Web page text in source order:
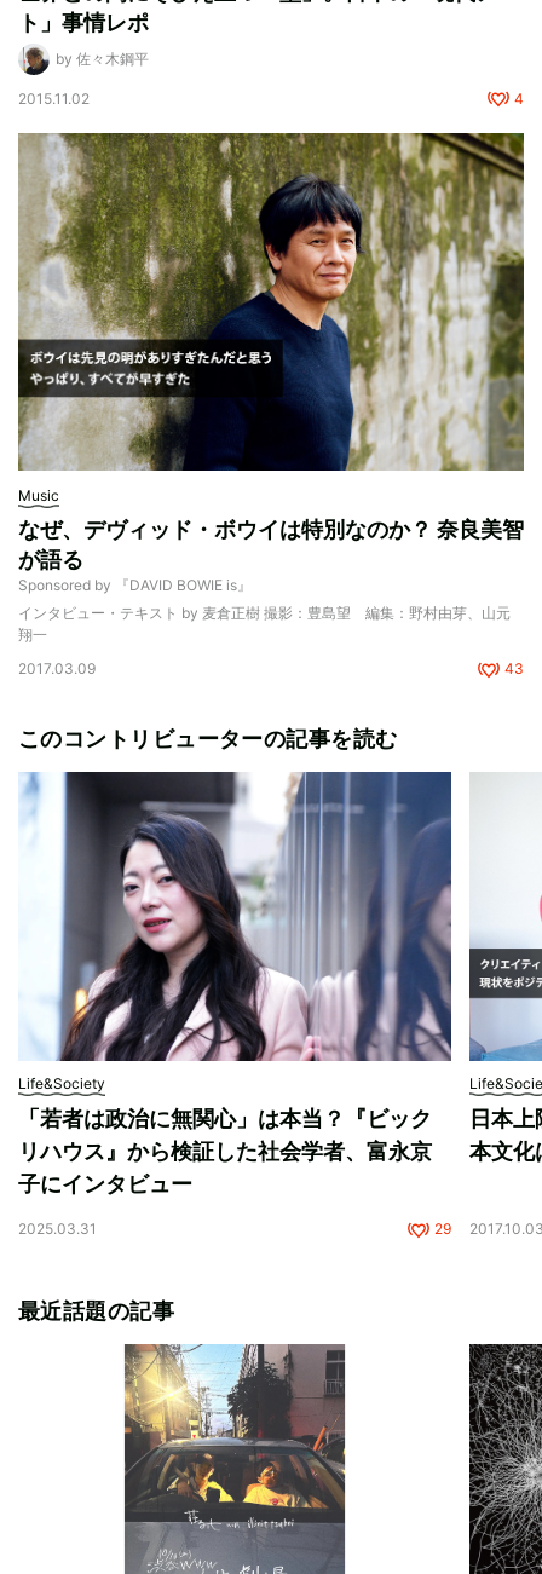
ト」事情レポ
by 佐々木鋼平
2015.11.02 4
Music
なぜ、デヴィッド・ボウイは特別なのか？ 奈良美智
が語る
Sponsored by 『DAVID BOWIE is』
インタビュー・テキスト by 麦倉正樹 撮影：豊島望 編集：野村由芽、山元
翔一
2017.03.09
43
このコントリビューターの記事を読む
Life&Society
「若者は政治に無関心」は本当？『ビック
リハウス』から検証した社会学者、富永京
子にインタビュー
2025.03.31 29
日本
本文化
最近話題の記事